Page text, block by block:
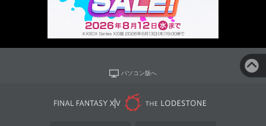
パソコン版へ